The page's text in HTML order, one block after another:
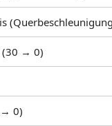
(30 → 0)
→ 0)